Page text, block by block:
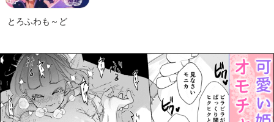
とろふわも～ど